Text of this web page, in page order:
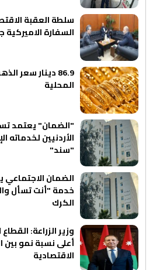
سلطة العقبة
السفارة الاميركية
المحلية
"الضمان" يعتمد
الأردنيين لخدماته
"سند"
الضمان الاجتماعي
خدمة "أنت تسأل
الكرك
وزير الزراعة:
أعلى نسبة نمو بين
الاقتصادية